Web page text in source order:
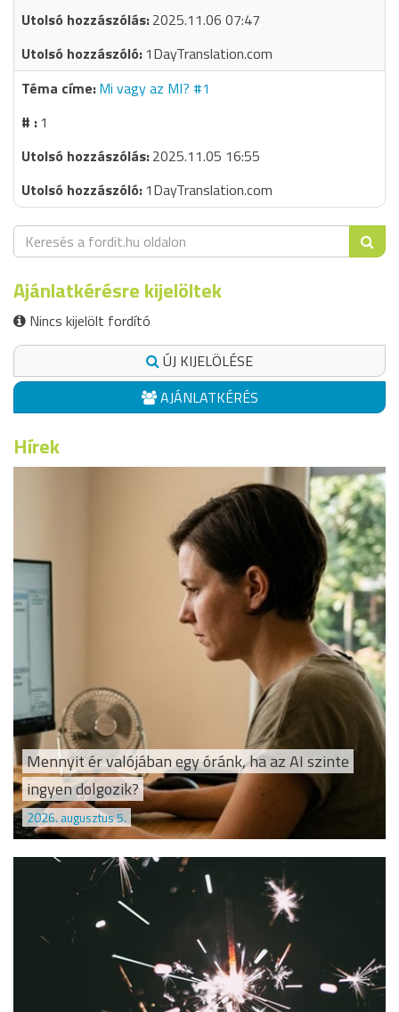
2025.11.06 07:47
1DayTranslation.com
Mi vagy az MI? #1
1
2025.11.05 16:55
1DayTranslation.com
Ajánlatkérésre kijelöltek
Nincs kijelölt fordító
ÚJ KIJELÖLÉSE
AJÁNLATKÉRÉS
Hírek
Mennyit ér valójában egy óránk, ha az AI szinte
ingyen dolgozik?
2026. augusztus 5.